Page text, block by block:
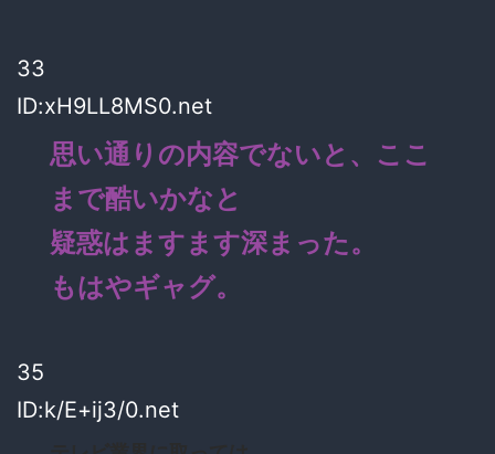
33
ID:xH9LL8MS0.net
思い通りの内容でないと、ここ
まで酷いかなと
疑惑はますます深まった。
もはやギャグ。
35
ID:k/E+ij3/0.net